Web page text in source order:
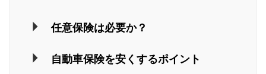
任意保険は必要か？
自動車保険を安くするポイント